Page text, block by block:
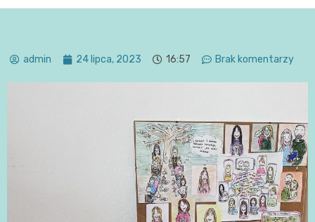
admin 24 lipca, 2023 16:57 Brak komentarzy